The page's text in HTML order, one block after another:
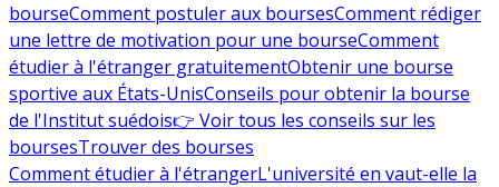
bourseComment postuler aux boursesComment rédiger
une lettre de motivation pour une bourseComment
étudier à l'étranger gratuitementObtenir une bourse
sportive aux États-UnisConseils pour obtenir la bourse
de l'Institut suédois👉 Voir tous les conseils sur les
boursesTrouver des bourses
Comment étudier à l'étrangerL'université en vaut-elle la